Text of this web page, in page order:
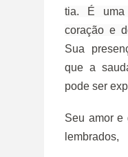
tia. É
coração e
Sua
que a
pode ser
Seu amor e
lembrados,